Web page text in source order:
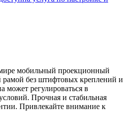
мобильный проекционный
рамой без штифтовых креплений и
может регулироваться в
Прочная и стабильная
Привлекайте внимание к